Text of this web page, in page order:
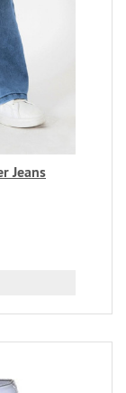
Jeans